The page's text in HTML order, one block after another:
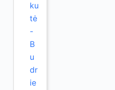
ku
tė
-
B
u
dr
ie